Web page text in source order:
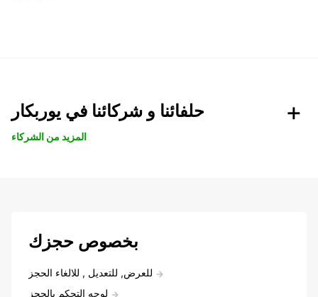
حلفائنا و شركائنا في يوربكار
المزيد من الشركاء
بخصوص حجزك
للعرض, للتعديل , للالغاء الحجز
لوحه التحكم بالحجز